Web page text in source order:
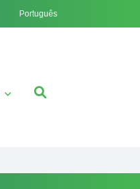
Português